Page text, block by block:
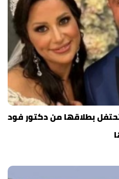
بطلاقها من دكتور فود